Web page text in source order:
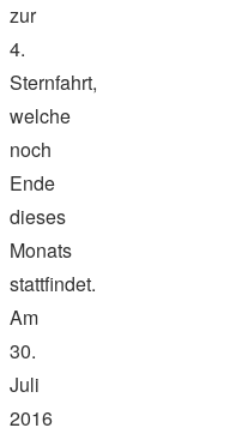
zur
4.
Sternfahrt,
welche
noch
Ende
dieses
Monats
stattfindet.
Am
30.
Juli
2016